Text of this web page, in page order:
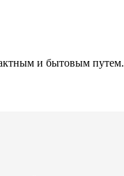
и бытовым путем.